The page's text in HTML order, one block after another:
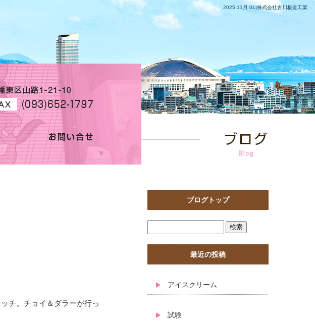
2025 11月 01|株式会社古川板金工業
チ。チョイ＆ダラーが行っ
ブログトップ
最近の投稿
アイスクリーム
試験